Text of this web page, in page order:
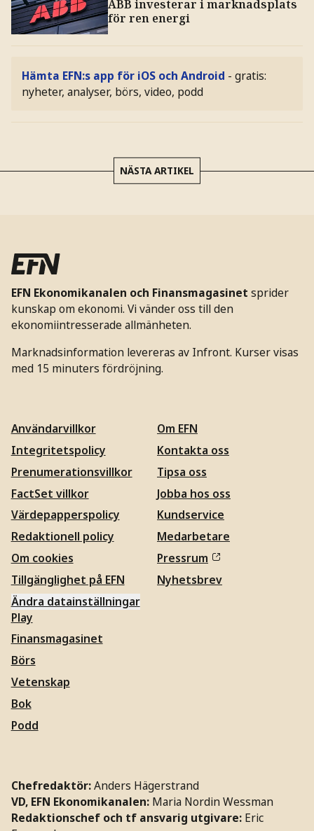
ABB investerar i marknadsplats
för ren energi
Hämta EFN:s app för iOS och Android - gratis:
nyheter, analyser, börs, video, podd
NÄSTA ARTIKEL
EFN Ekonomikanalen och Finansmagasinet sprider
kunskap om ekonomi. Vi vänder oss till den
ekonomiintresserade allmänheten.
Marknadsinformation levereras av Infront. Kurser visas
med 15 minuters fördröjning.
Användarvillkor
Integritetspolicy
Prenumerationsvillkor
FactSet villkor
Värdepapperspolicy
Redaktionell policy
Om cookies
Tillgänglighet på EFN
Ändra datainställningar
Om EFN
Kontakta oss
Tipsa oss
Jobba hos oss
Kundservice
Medarbetare
Pressrum
Nyhetsbrev
Play
Finansmagasinet
Börs
Vetenskap
Bok
Podd
Chefredaktör:Anders Hägerstrand
VD, EFN Ekonomikanalen: Maria Nordin Wessman
Redaktionschef och tf ansvarig utgivare: Eric